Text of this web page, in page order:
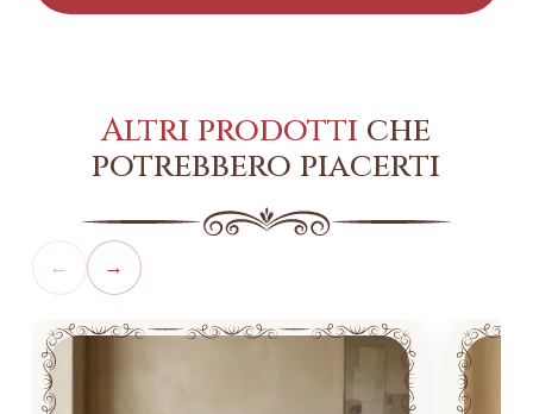
Altri prodotti che
potrebbero piacerti
← →